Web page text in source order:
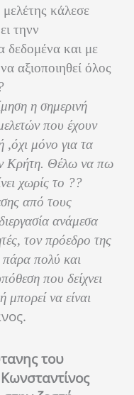
κάλεσε
τηνν
δεδομένα και με
αξιοποιηθεί όλος
η σημερινή
που έχουν
,όχι μόνο για τα
Κρήτη. Θέλω να πω
χωρίς το ??
από τους
ανάμεσα
τον πρόεδρο της
πάρα πολύ και
που δείχνει
μπορεί να είναι
του